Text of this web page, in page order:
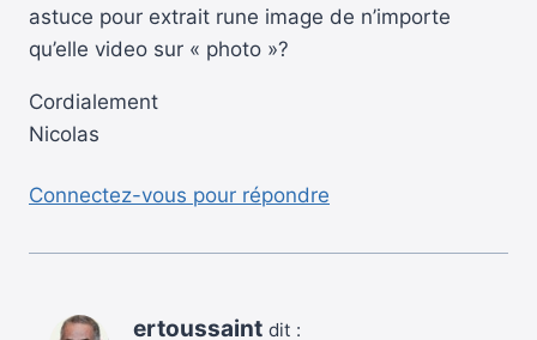
astuce pour extrait rune image de n’importe
qu’elle video sur « photo »?
Cordialement
Nicolas
Connectez-vous pour répondre
ertoussaint dit :